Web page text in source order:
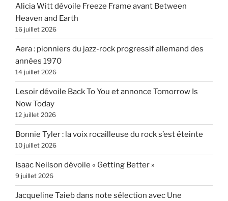
Alicia Witt dévoile Freeze Frame avant Between
Heaven and Earth
16 juillet 2026
Aera : pionniers du jazz-rock progressif allemand des
années 1970
14 juillet 2026
Lesoir dévoile Back To You et annonce Tomorrow Is
Now Today
12 juillet 2026
Bonnie Tyler : la voix rocailleuse du rock s’est éteinte
10 juillet 2026
Isaac Neilson dévoile « Getting Better »
9 juillet 2026
Jacqueline Taieb dans note sélection avec Une